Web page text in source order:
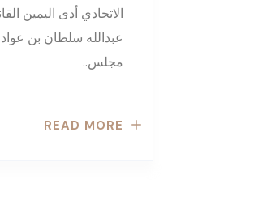
الاتحادي أدى اليمين
عبدالله سلطان بن
مجلس..
READ MORE